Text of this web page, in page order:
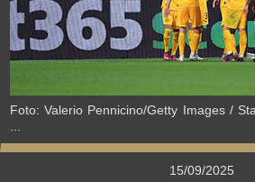
Foto: Valerio Pennicino/Getty Images /
15/09/2025